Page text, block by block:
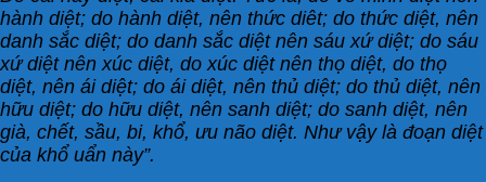
hành diệt; do hành diệt, nên thức diêt; do thức diệt, nên
danh sắc diệt; do danh sắc diệt nên sáu xứ diệt; do sáu
xứ diệt nên xúc diệt, do xúc diệt nên thọ diệt, do thọ
diệt, nên ái diệt; do ái diệt, nên thủ diệt; do thủ diệt, nên
hữu diệt; do hữu diệt, nên sanh diệt; do sanh diệt, nên
già, chết, sầu, bi, khổ, ưu não diệt. Như vậy là đoạn diệt
của khổ uẩn này”.